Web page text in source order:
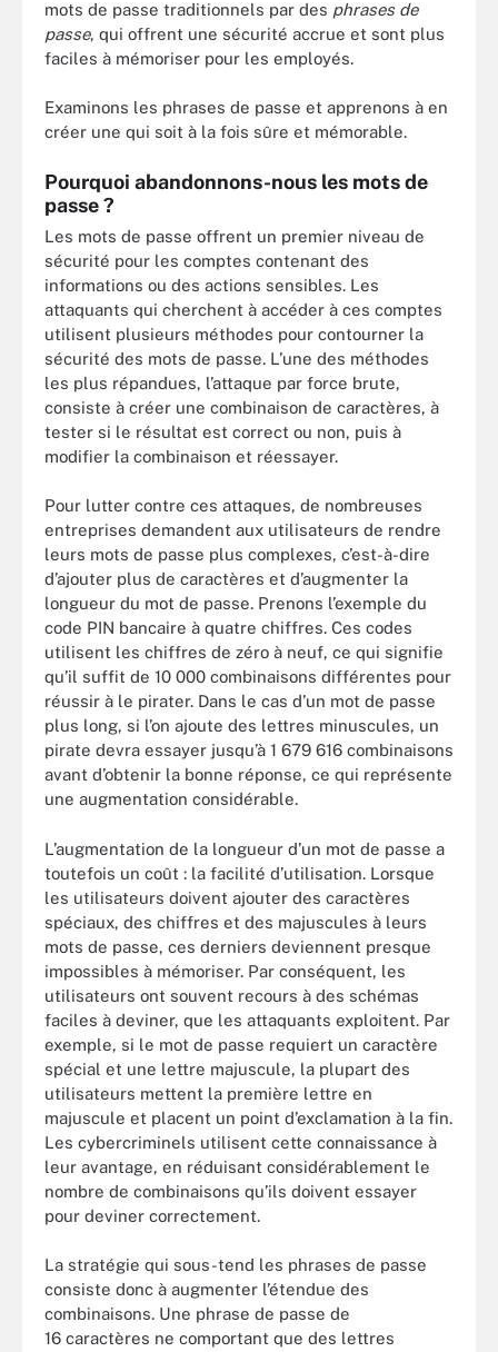
mots de passe traditionnels par des phrases de
passe, qui offrent une sécurité accrue et sont plus
faciles à mémoriser pour les employés.
Examinons les phrases de passe et apprenons à en
créer une qui soit à la fois sûre et mémorable.
Pourquoi abandonnons-nous les mots de
passe ?
Les mots de passe offrent un premier niveau de
sécurité pour les comptes contenant des
informations ou des actions sensibles. Les
attaquants qui cherchent à accéder à ces comptes
utilisent plusieurs méthodes pour contourner la
sécurité des mots de passe. L’une des méthodes
les plus répandues, l’attaque par force brute,
consiste à créer une combinaison de caractères, à
tester si le résultat est correct ou non, puis à
modifier la combinaison et réessayer.
Pour lutter contre ces attaques, de nombreuses
entreprises demandent aux utilisateurs de rendre
leurs mots de passe plus complexes, c’est-à-dire
d’ajouter plus de caractères et d’augmenter la
longueur du mot de passe. Prenons l’exemple du
code PIN bancaire à quatre chiffres. Ces codes
utilisent les chiffres de zéro à neuf, ce qui signifie
qu’il suffit de 10 000 combinaisons différentes pour
réussir à le pirater. Dans le cas d’un mot de passe
plus long, si l’on ajoute des lettres minuscules, un
pirate devra essayer jusqu’à 1 679 616 combinaisons
avant d’obtenir la bonne réponse, ce qui représente
une augmentation considérable.
L’augmentation de la longueur d’un mot de passe a
toutefois un coût : la facilité d’utilisation. Lorsque
les utilisateurs doivent ajouter des caractères
spéciaux, des chiffres et des majuscules à leurs
mots de passe, ces derniers deviennent presque
impossibles à mémoriser. Par conséquent, les
utilisateurs ont souvent recours à des schémas
faciles à deviner, que les attaquants exploitent. Par
exemple, si le mot de passe requiert un caractère
spécial et une lettre majuscule, la plupart des
utilisateurs mettent la première lettre en
majuscule et placent un point d’exclamation à la fin.
Les cybercriminels utilisent cette connaissance à
leur avantage, en réduisant considérablement le
nombre de combinaisons qu’ils doivent essayer
pour deviner correctement.
La stratégie qui sous-tend les phrases de passe
consiste donc à augmenter l’étendue des
combinaisons. Une phrase de passe de
16 caractères ne comportant que des lettres